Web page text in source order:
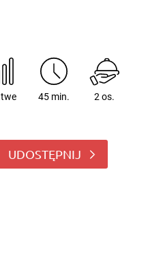
45 min. 2 os.
UDOSTĘPNIJ